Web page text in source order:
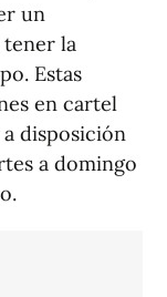
un
la
Estas
en cartel
disposición
a domingo